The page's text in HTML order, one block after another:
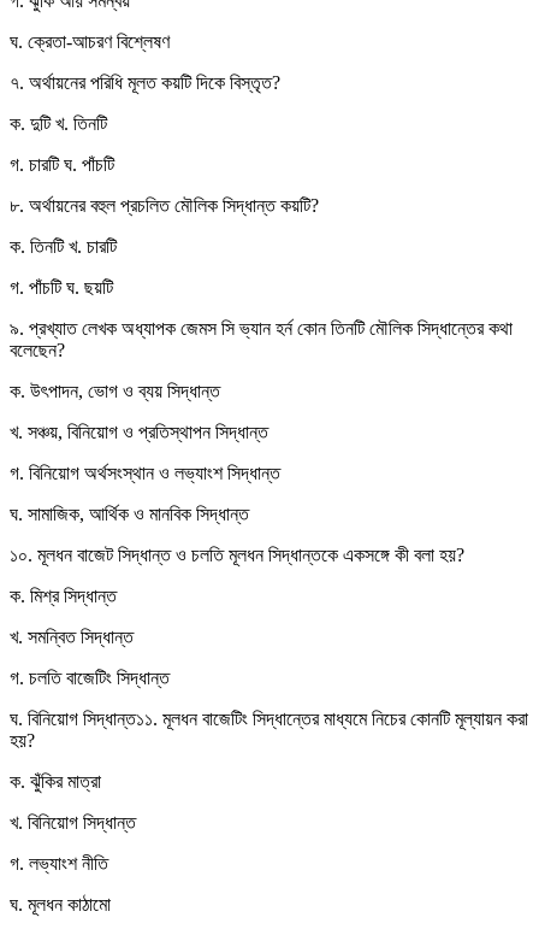
ঘ. ক্রেতা-আচরণ বিশ্লেষণ
৭. অর্থায়নের পরিধি মূলত কয়টি দিকে বিস্তৃত?
ক. দুটি খ. তিনটি
গ. চারটি ঘ. পাঁচটি
৮. অর্থায়নের বহুল প্রচলিত মৌলিক সিদ্ধান্ত কয়টি?
ক. তিনটি খ. চারটি
গ. পাঁচটি ঘ. ছয়টি
৯. প্রখ্যাত লেখক অধ্যাপক জেমস সি ভ্যান হর্ন কোন তিনটি মৌলিক সিদ্ধান্তের কথা
বলেছেন?
ক. উৎপাদন, ভোগ ও ব্যয় সিদ্ধান্ত
খ. সঞ্চয়, বিনিয়োগ ও প্রতিস্থাপন সিদ্ধান্ত
গ. বিনিয়োগ অর্থসংস্থান ও লভ্যাংশ সিদ্ধান্ত
ঘ. সামাজিক, আর্থিক ও মানবিক সিদ্ধান্ত
১০. মূলধন বাজেট সিদ্ধান্ত ও চলতি মূলধন সিদ্ধান্তকে একসঙ্গে কী বলা হয়?
ক. মিশ্র সিদ্ধান্ত
খ. সমন্বিত সিদ্ধান্ত
গ. চলতি বাজেটিং সিদ্ধান্ত
ঘ. বিনিয়োগ সিদ্ধান্ত১১. মূলধন বাজেটিং সিদ্ধান্তের মাধ্যমে নিচের কোনটি মূল্যায়ন করা
হয়?
ক. ঝুঁকির মাত্রা
খ. বিনিয়োগ সিদ্ধান্ত
গ. লভ্যাংশ নীতি
ঘ. মূলধন কাঠামো